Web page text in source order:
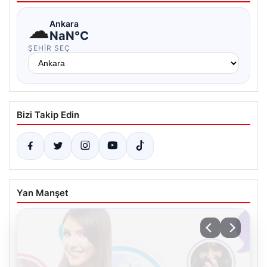
☁Ankara
NaN°C
ŞEHIR SEÇ
Bizi Takip Edin
Yan Manşet